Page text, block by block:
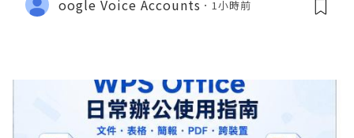
oogle Voice Accounts 1小時前